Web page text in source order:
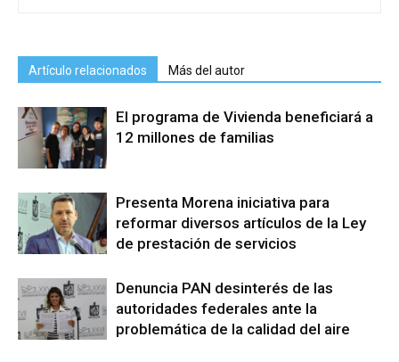
Artículo relacionados Más del autor
El programa de Vivienda beneficiará a
12 millones de familias
Presenta Morena iniciativa para
reformar diversos artículos de la Ley
de prestación de servicios
Denuncia PAN desinterés de las
autoridades federales ante la
problemática de la calidad del aire